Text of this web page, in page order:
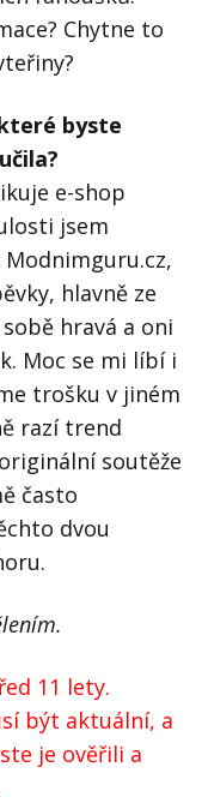
Chytne to
byste
e-shop
jsem
hlavně ze
hravá a oni
Moc se mi líbí i
trošku v jiném
razí trend
soutěže
často
dvou
11 lety.
být aktuální, a
je ověřili a